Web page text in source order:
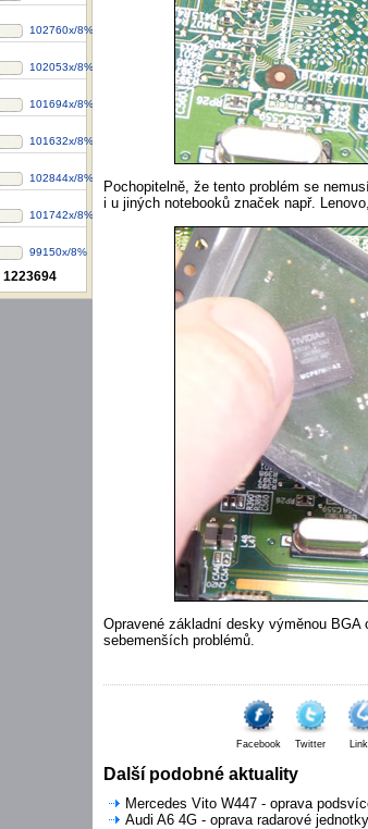
102760x/8%
102053x/8%
101694x/8%
101632x/8%
102844x/8%
101742x/8%
99150x/8%
1223694
Pochopitelně, že tento problém se
i u jiných notebooků značek např.
Opravené základní desky výměnou
sebemenších problémů.
Facebook Twitter
Další podobné aktuality
Mercedes Vito W447 - oprava
Audi A6 4G - oprava radarové